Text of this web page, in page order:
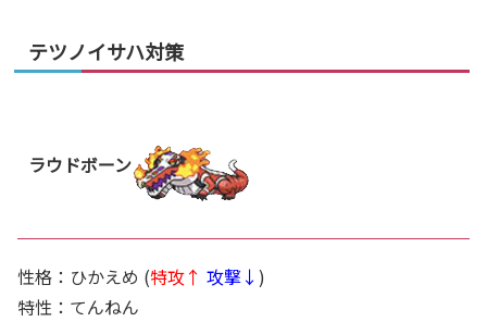
テツノイサハ対策
ラウドボーン
性格：ひかえめ (特攻↑ 攻撃↓ )
特性：てんねん